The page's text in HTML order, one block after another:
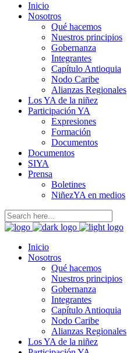
Inicio
Nosotros
Qué hacemos
Nuestros principios
Gobernanza
Integrantes
Capítulo Antioquia
Nodo Caribe
Alianzas Regionales
Los YA de la niñez
Participación YA
Expresiones
Formación
Documentos
Documentos
SIYA
Prensa
Boletines
NiñezYA en medios
Inicio
Nosotros
Qué hacemos
Nuestros principios
Gobernanza
Integrantes
Capítulo Antioquia
Nodo Caribe
Alianzas Regionales
Los YA de la niñez